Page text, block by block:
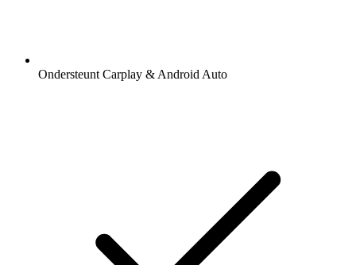
Ondersteunt Carplay & Android Auto